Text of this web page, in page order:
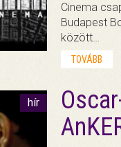
Cinema
Budapest
között…
TOVÁBB
hír